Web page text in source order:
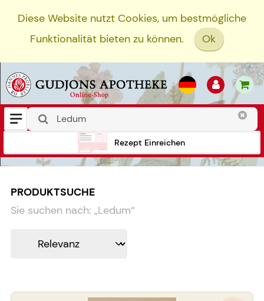
Diese Website nutzt Cookies, um bestmögliche
Funktionalität bieten zu können.
Ok
Rezept Einreichen
PRODUKTSUCHE
Sie suchen nach: „Ledum“